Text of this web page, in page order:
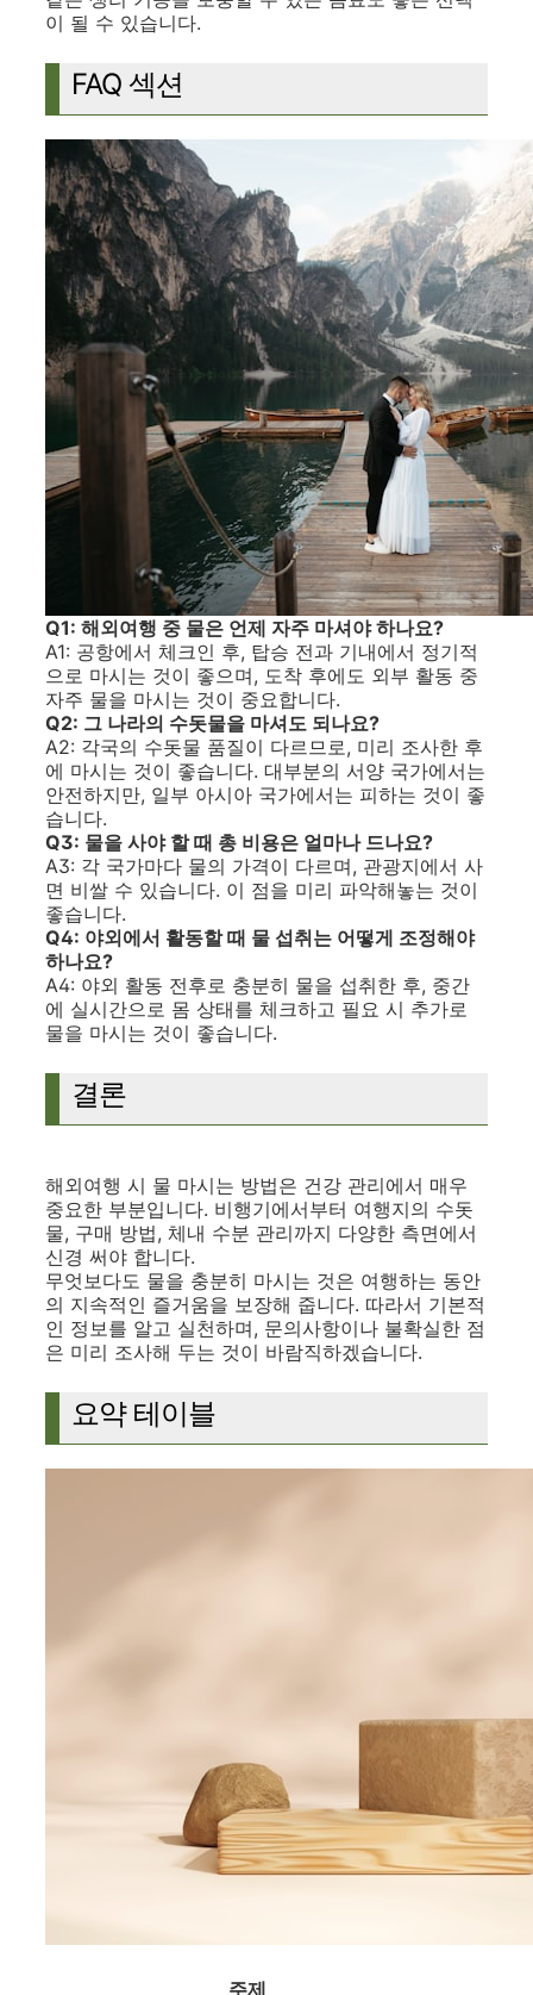
이 될 수 있습니다.
FAQ 섹션
Q1: 해외여행 중 물은 언제 자주 마셔야 하나요?
A1: 공항에서 체크인 후, 탑승 전과 기내에서 정기적
으로 마시는 것이 좋으며, 도착 후에도 외부 활동 중
자주 물을 마시는 것이 중요합니다.
Q2: 그 나라의 수돗물을 마셔도 되나요?
A2: 각국의 수돗물 품질이 다르므로, 미리 조사한 후
에 마시는 것이 좋습니다. 대부분의 서양 국가에서는
안전하지만, 일부 아시아 국가에서는 피하는 것이 좋
습니다.
Q3: 물을 사야 할 때 총 비용은 얼마나 드나요?
A3: 각 국가마다 물의 가격이 다르며, 관광지에서 사
면 비쌀 수 있습니다. 이 점을 미리 파악해놓는 것이
좋습니다.
Q4: 야외에서 활동할 때 물 섭취는 어떻게 조정해야
하나요?
A4: 야외 활동 전후로 충분히 물을 섭취한 후, 중간
에 실시간으로 몸 상태를 체크하고 필요 시 추가로
물을 마시는 것이 좋습니다.
결론
해외여행 시 물 마시는 방법은 건강 관리에서 매우
중요한 부분입니다. 비행기에서부터 여행지의 수돗
물, 구매 방법, 체내 수분 관리까지 다양한 측면에서
신경 써야 합니다.
무엇보다도 물을 충분히 마시는 것은 여행하는 동안
의 지속적인 즐거움을 보장해 줍니다. 따라서 기본적
인 정보를 알고 실천하며, 문의사항이나 불확실한 점
은 미리 조사해 두는 것이 바람직하겠습니다.
요약 테이블
주제